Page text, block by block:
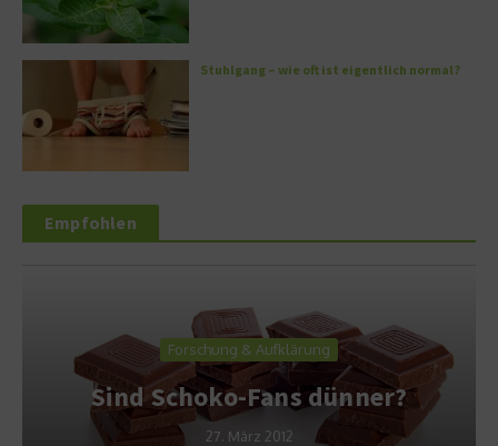
Stuhlgang – wie oft ist eigentlich normal?
Empfohlen
Forschung & Aufklärung
Sind Schoko-Fans dünner?
27. März 2012